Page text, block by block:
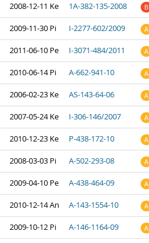
2008-12-11 Ke 1A-382-135-2008 B
2009-11-30 Pi I-2277-602/2009 A
2011-06-10 Pe I-3071-484/2011 A
2010-06-14 Pi A-662-941-10 A
2006-02-23 Ke AS-143-64-06 A
2007-05-24 Ke I-306-146/2007 A
2010-12-23 Ke P-438-172-10 A
2008-03-03 Pi A-502-293-08 A
2009-04-10 Pe A-438-464-09 A
2010-12-14 An A-143-1554-10 A
2009-10-12 Pi A-146-1164-09 A